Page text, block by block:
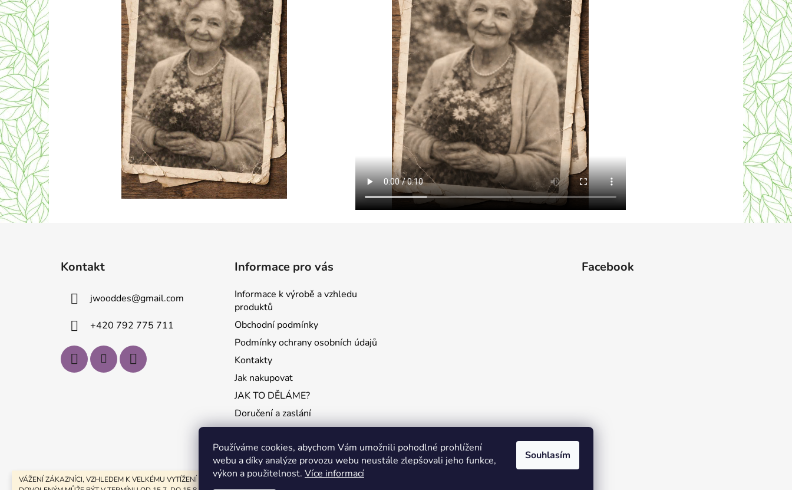
Používáme cookies, abychom Vám umožnili pohodlné prohlížení
webu a díky analýze provozu webu neustále zlepšovali jeho funkce,
výkon a použitelnost. Více informací
Souhlasím
VÁŽENÍ ZÁKAZNÍCI, VZHLEDEM K VELKÉMU VYTÍŽENÍ A LETNÍM
Kontakt
jwooddes@gmail.com
+420 792 775 711
Informace pro vás
Informace k výrobě a vzhledu
produktů
Obchodní podmínky
Podmínky ochrany osobních údajů
Kontakty
Jak nakupovat
JAK TO DĚLÁME?
Doručení a zaslání
Facebook